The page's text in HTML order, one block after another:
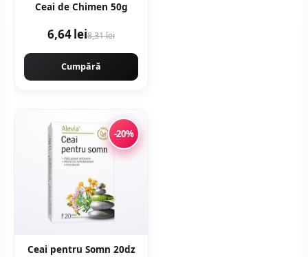
Ceai de Chimen 50g
6,64 lei8,31 lei
Cumpără
-20%
Ceai pentru Somn 20dz